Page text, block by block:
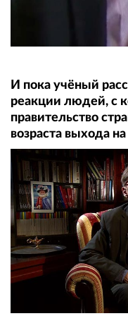
И пока учёный
реакции людей, с
правительство
возраста выхода